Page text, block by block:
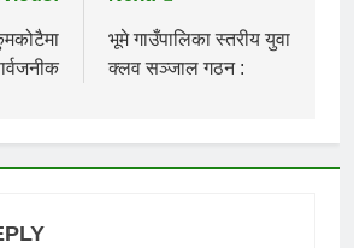
भूमे गाउँपालिका स्तरीय युवा
क्लव सञ्जाल गठन :